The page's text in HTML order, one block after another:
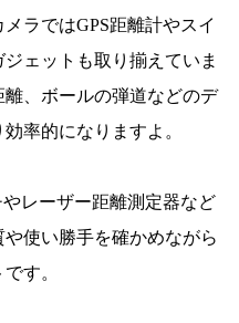
ラではGPS距離計やスイ
ェットも取り揃えていま
、ボールの弾道などのデ
率的になりますよ。
レーザー距離測定器など
使い勝手を確かめながら
す。